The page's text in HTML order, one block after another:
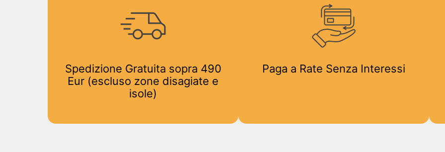
Spedizione Gratuita sopra 490
Eur (escluso zone disagiate e
isole)
Paga a Rate Senza Interessi